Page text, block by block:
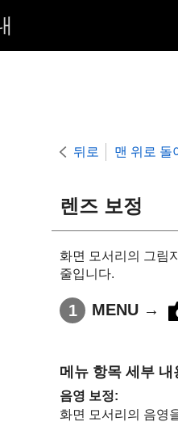
뒤로 맨 위로 돌
렌즈 보정
화면 모서리의 그림
줄입니다.
MENU →
메뉴 항목 세부 내
음영 보정:
화면 모서리의 음영